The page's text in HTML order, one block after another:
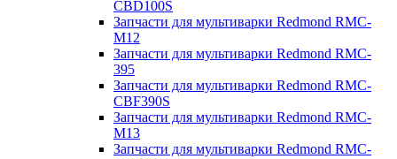
CBD100S
Запчасти для мультиварки Redmond RMC-
M12
Запчасти для мультиварки Redmond RMC-
395
Запчасти для мультиварки Redmond RMC-
CBF390S
Запчасти для мультиварки Redmond RMC-
M13
Запчасти для мультиварки Redmond RMC-